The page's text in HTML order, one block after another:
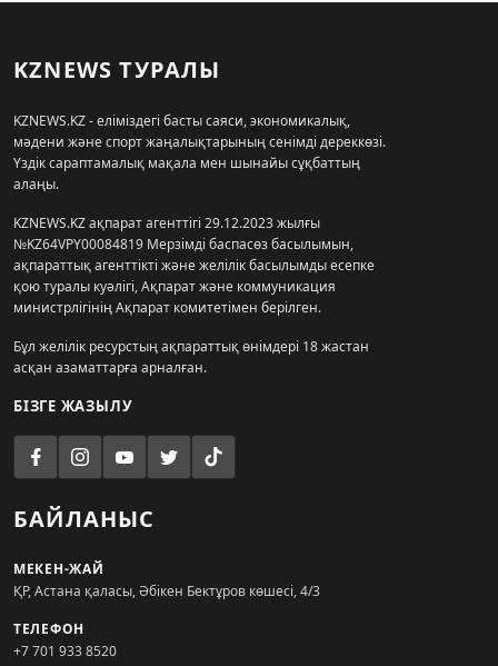
KZNEWS ТУРАЛЫ
KZNEWS.KZ - еліміздегі басты саяси, экономикалық,
мәдени және спорт жаңалықтарының сенімді дереккөзі.
Үздік сараптамалық мақала мен шынайы сұқбаттың
алаңы.
KZNEWS.KZ ақпарат агенттігі 29.12.2023 жылғы
№KZ64VPY00084819 Мерзімді баспасөз басылымын,
ақпараттық агенттікті және желілік басылымды есепке
қою туралы куәлігі, Ақпарат және коммуникация
министрлігінің Ақпарат комитетімен берілген.
Бұл желілік ресурстың ақпараттық өнімдері 18 жастан
асқан азаматтарға арналған.
БІЗГЕ ЖАЗЫЛУ
БАЙЛАНЫС
МЕКЕН-ЖАЙ
ҚР, Астана қаласы, Әбікен Бектұров көшесі, 4/3
ТЕЛЕФОН
+7 701 933 8520